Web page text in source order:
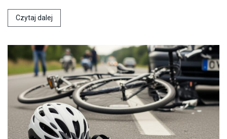
Czytaj dalej